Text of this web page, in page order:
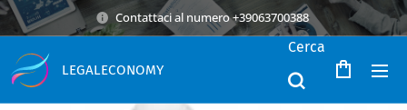
Contattaci al numero +39063700388
LEGALECONOMY
Cerca